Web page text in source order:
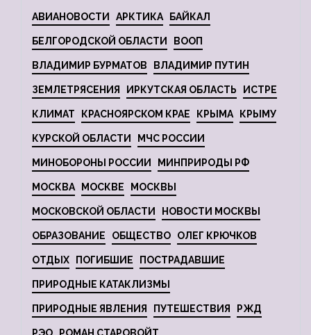
АВИАНОВОСТИ АРКТИКА БАЙКАЛ
БЕЛГОРОДСКОЙ ОБЛАСТИ ВООП
ВЛАДИМИР БУРМАТОВ ВЛАДИМИР ПУТИН
ЗЕМЛЕТРЯСЕНИЯ ИРКУТСКАЯ ОБЛАСТЬ ИСТРЕ
КЛИМАТ КРАСНОЯРСКОМ КРАЕ КРЫМА КРЫМУ
КУРСКОЙ ОБЛАСТИ МЧС РОССИИ
МИНОБОРОНЫ РОССИИ МИНПРИРОДЫ РФ
МОСКВА МОСКВЕ МОСКВЫ
МОСКОВСКОЙ ОБЛАСТИ НОВОСТИ МОСКВЫ
ОБРАЗОВАНИЕ ОБЩЕСТВО ОЛЕГ КРЮЧКОВ
ОТДЫХ ПОГИБШИЕ ПОСТРАДАВШИЕ
ПРИРОДНЫЕ КАТАКЛИЗМЫ
ПРИРОДНЫЕ ЯВЛЕНИЯ ПУТЕШЕСТВИЯ РЖД